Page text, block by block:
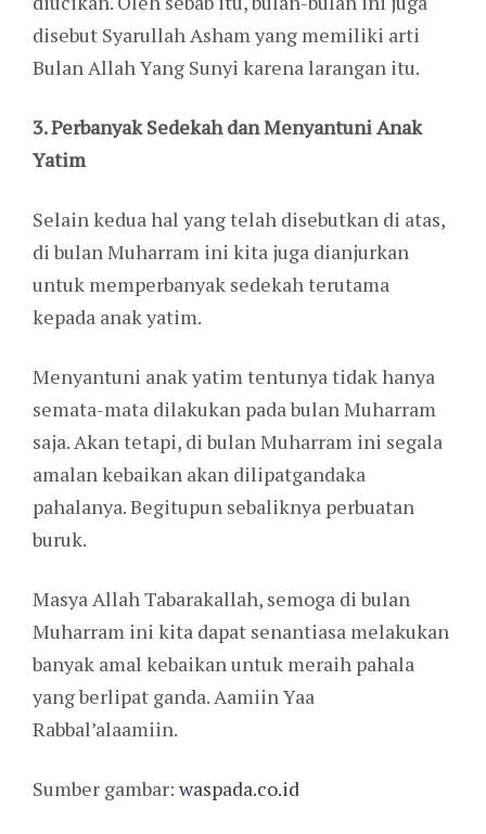
disebut Syarullah Asham yang memiliki arti
Bulan Allah Yang Sunyi karena larangan itu.
3. Perbanyak Sedekah dan Menyantuni Anak
Yatim
Selain kedua hal yang telah disebutkan di atas,
di bulan Muharram ini kita juga dianjurkan
untuk memperbanyak sedekah terutama
kepada anak yatim.
Menyantuni anak yatim tentunya tidak hanya
semata-mata dilakukan pada bulan Muharram
saja. Akan tetapi, di bulan Muharram ini segala
amalan kebaikan akan dilipatgandaka
pahalanya. Begitupun sebaliknya perbuatan
buruk.
Masya Allah Tabarakallah, semoga di bulan
Muharram ini kita dapat senantiasa melakukan
banyak amal kebaikan untuk meraih pahala
yang berlipat ganda. Aamiin Yaa
Rabbal’alaamiin.
Sumber gambar: waspada.co.id